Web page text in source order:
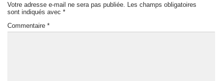
Votre adresse e-mail ne sera pas publiée. Les champs obligatoires
sont indiqués avec *
Commentaire *